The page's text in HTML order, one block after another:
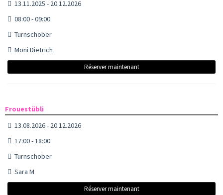
13.11.2025 - 20.12.2026
08:00 - 09:00
Turnschober
Moni Dietrich
Réserver maintenant
Frouestübli
13.08.2026 - 20.12.2026
17:00 - 18:00
Turnschober
Sara M
Réserver maintenant